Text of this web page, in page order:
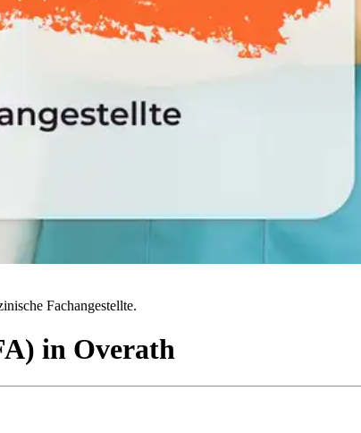
Fachangestellte.
in Overath